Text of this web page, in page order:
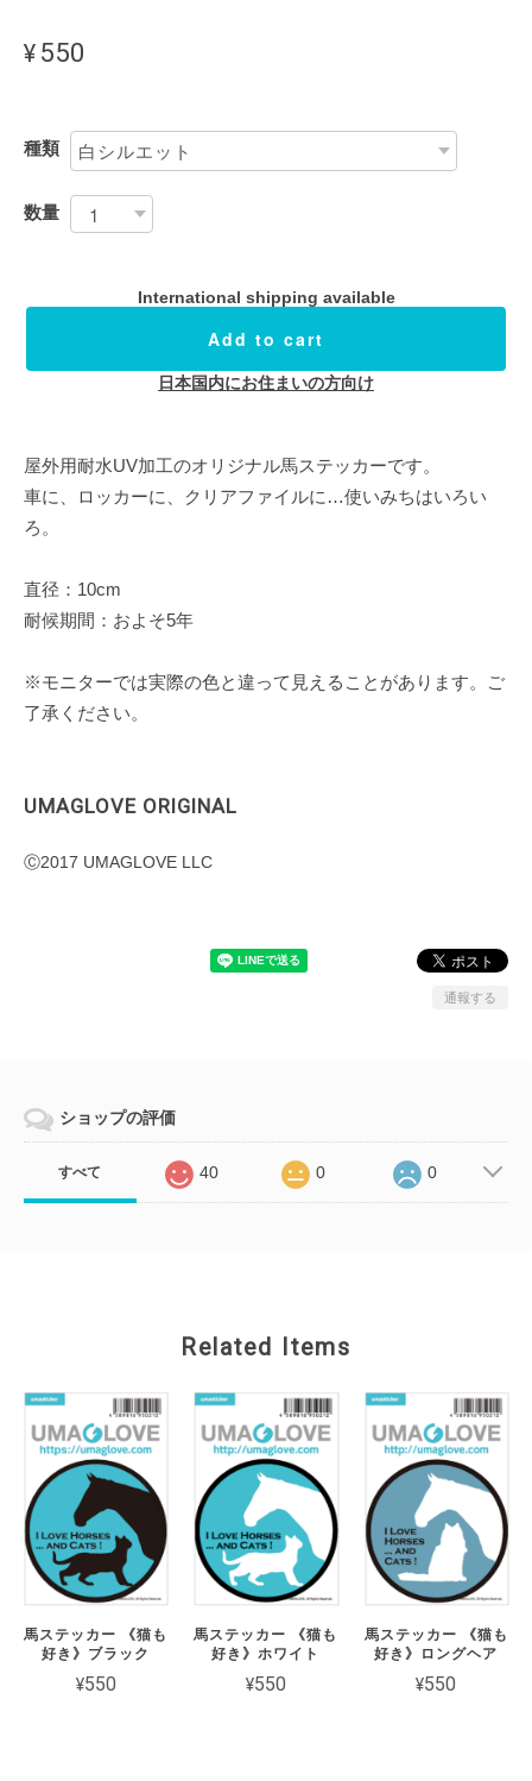
¥550
種類
数量
International shipping available
Add to cart
日本国内にお住まいの方向け
屋外用耐水UV加工のオリジナル馬ステッカーです。
車に、ロッカーに、クリアファイルに…使いみちはいろい
ろ。
直径：10cm
耐候期間：およそ5年
※モニターでは実際の色と違って見えることがあります。ご
了承ください。
UMAGLOVE ORIGINAL
Ⓒ2017 UMAGLOVE LLC
通報する
ショップの評価
すべて 40 0 0
Related Items
馬ステッカー 《猫も
好き》ブラック
¥550
馬ステッカー 《猫も
好き》ホワイト
¥550
馬ステッカー 《猫も
好き》ロングヘア
¥550